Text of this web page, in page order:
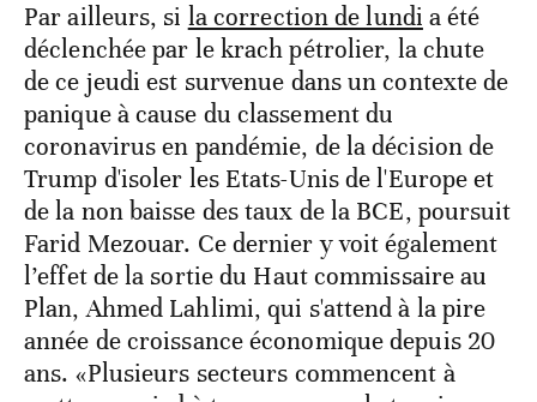
Par ailleurs, si la correction de lundi a été
déclenchée par le krach pétrolier, la chute
de ce jeudi est survenue dans un contexte de
panique à cause du classement du
coronavirus en pandémie, de la décision de
Trump d'isoler les Etats-Unis de l'Europe et
de la non baisse des taux de la BCE, poursuit
Farid Mezouar. Ce dernier y voit également
l’effet de la sortie du Haut commissaire au
Plan, Ahmed Lahlimi, qui s'attend à la pire
année de croissance économique depuis 20
ans. «Plusieurs secteurs commencent à